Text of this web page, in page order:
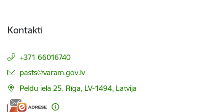
Kontakti
+371 66016740
E-pasts:
pasts@varam.gov.lv
Peldu iela 25, Rīga, LV-1494, Latvija